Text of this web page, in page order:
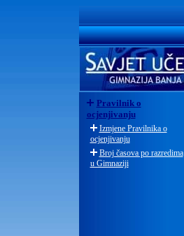
Pravilnik o
ocjenjivanju
Izmjene Pravilnika o
ocjenjivanju
Broj časova po razredima
u Gimnaziji